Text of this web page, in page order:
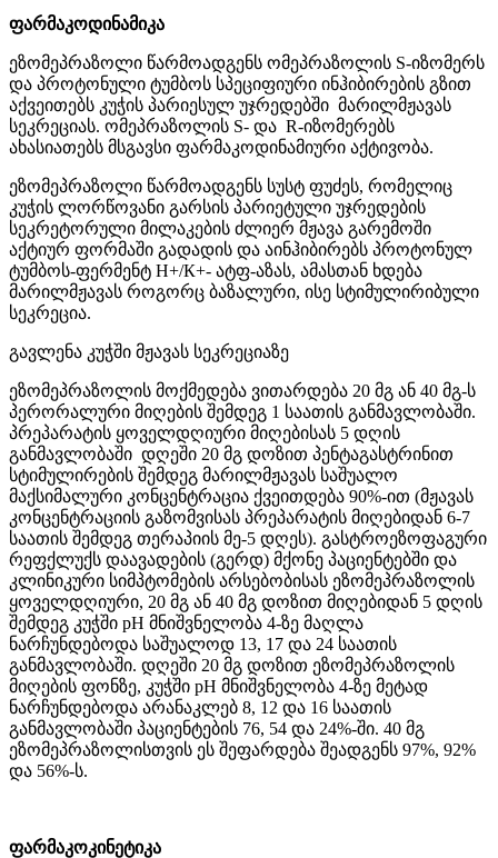
ფარმაკოდინამიკა
ეზომეპრაზოლი წარმოადგენს ომეპრაზოლის S-იზომერს
და პროტონული ტუმბოს სპეციფიური ინჰიბირების გზით
აქვეითებს კუჭის პარიესულ უჯრედებში მარილმჟავას
სეკრეციას. ომეპრაზოლის S- და R-იზომერებს
ახასიათებს მსგავსი ფარმაკოდინამიური აქტივობა.
ეზომეპრაზოლი წარმოადგენს სუსტ ფუძეს, რომელიც
კუჭის ლორწოვანი გარსის პარიეტული უჯრედების
სეკრეტორული მილაკების ძლიერ მჟავა გარემოში
აქტიურ ფორმაში გადადის და აინჰიბირებს პროტონულ
ტუმბოს-ფერმენტ Н+/К+- ატფ-აზას, ამასთან ხდება
მარილმჟავას როგორც ბაზალური, ისე სტიმულირიბული
სეკრეცია.
გავლენა კუჭში მჟავას სეკრეციაზე
ეზომეპრაზოლის მოქმედება ვითარდება 20 მგ ან 40 მგ-ს
პერორალური მიღების შემდეგ 1 საათის განმავლობაში.
პრეპარატის ყოველდღიური მიღებისას 5 დღის
განმავლობაში დღეში 20 მგ დოზით პენტაგასტრინით
სტიმულირების შემდეგ მარილმჟავას საშუალო
მაქსიმალური კონცენტრაცია ქვეითდება 90%-ით (მჟავას
კონცენტრაციის გაზომვისას პრეპარატის მიღებიდან 6-7
საათის შემდეგ თერაპიის მე-5 დღეს). გასტროეზოფაგური
რეფქლუქს დაავადების (გერდ) მქონე პაციენტებში და
კლინიკური სიმპტომების არსებობისას ეზომეპრაზოლის
ყოველდღიური, 20 მგ ან 40 მგ დოზით მიღებიდან 5 დღის
შემდეგ კუჭში рН მნიშვნელობა 4-ზე მაღლა
ნარჩუნდებოდა საშუალოდ 13, 17 და 24 საათის
განმავლობაში. დღეში 20 მგ დოზით ეზომეპრაზოლის
მიღების ფონზე, კუჭში рН მნიშვნელობა 4-ზე მეტად
ნარჩუნდებოდა არანაკლებ 8, 12 და 16 საათის
განმავლობაში პაციენტების 76, 54 და 24%-ში. 40 მგ
ეზომეპრაზოლისთვის ეს შეფარდება შეადგენს 97%, 92%
და 56%-ს.
ფარმაკოკინეტიკა